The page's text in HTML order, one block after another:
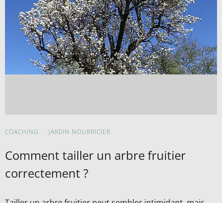
COACHING · JARDIN NOURRICIER
Comment tailler un arbre fruitier
correctement ?